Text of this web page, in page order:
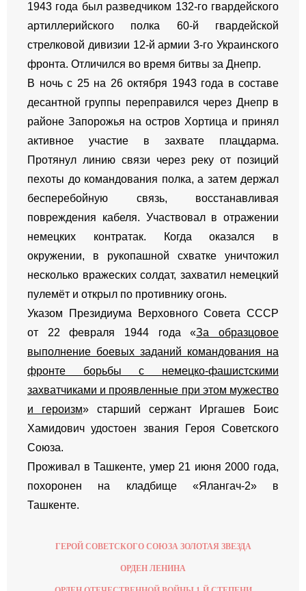
1943 года был разведчиком 132-го гвардейского
артиллерийского полка 60-й гвардейской
стрелковой дивизии 12-й армии 3-го Украинского
фронта. Отличился во время битвы за Днепр.
В ночь с 25 на 26 октября 1943 года в составе
десантной группы переправился через Днепр в
районе Запорожья на остров Хортица и принял
активное участие в захвате плацдарма.
Протянул линию связи через реку от позиций
пехоты до командования полка, а затем держал
бесперебойную связь, восстанавливая
повреждения кабеля. Участвовал в отражении
немецких контратак. Когда оказался в
окружении, в рукопашной схватке уничтожил
несколько вражеских солдат, захватил немецкий
пулемёт и открыл по противнику огонь.
Указом Президиума Верховного Совета СССР
от 22 февраля 1944 года «За образцовое
выполнение боевых заданий командования на
фронте борьбы с немецко-фашистскими
захватчиками и проявленные при этом мужество
и героизм» старший сержант Иргашев Боис
Хамидович удостоен звания Героя Советского
Союза.
Проживал в Ташкенте, умер 21 июня 2000 года,
похоронен на кладбище «Ялангач-2» в
Ташкенте.
ГЕРОЙ СОВЕТСКОГО СОЮЗА ЗОЛОТАЯ ЗВЕЗДА
ОРДЕН ЛЕНИНА